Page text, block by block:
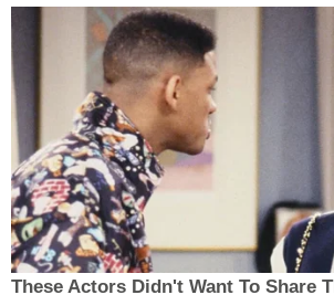
These Actors Didn't Want To Share